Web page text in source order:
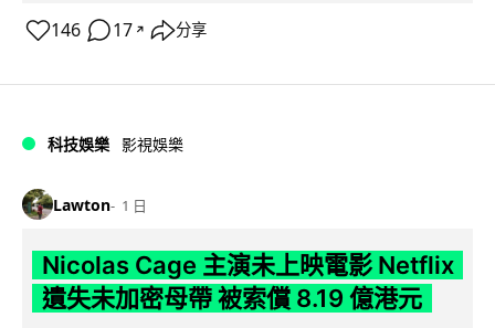
146 17 ↗ 分享
科技娛樂 影視娛樂
Lawton 1 日
Nicolas Cage 主演未上映電影 Netflix
遺失未加密母帶 被索償 8.19 億港元